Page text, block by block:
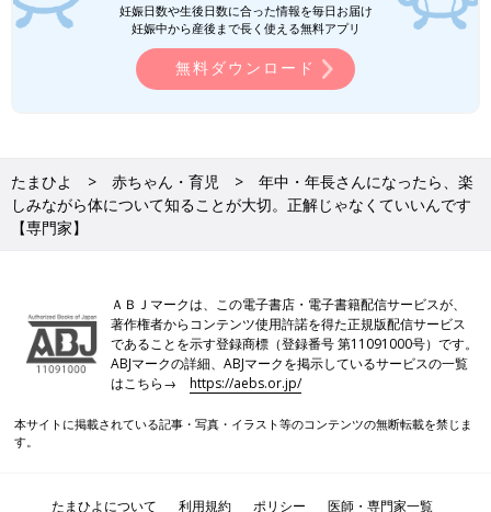
体をテーマにした幼児向けの絵本８冊セット。子どもに読み聞か
妊娠日数や生後日数に合った情報を毎日お届け
妊娠中から産後まで長く使える無料アプリ
無料ダウンロード
たまひよ 赤ちゃん・育児
年中・年長さんになったら、楽
しみながら体について知ることが大切。正解じゃなくていいんです
【専門家】
ＡＢＪマークは、この電子書店・電子書籍配信サービスが、
著作権者からコンテンツ使用許諾を得た正規版配信サービス
であることを示す登録商標（登録番号 第11091000号）です。
ABJマークの詳細、ABJマークを掲示しているサービスの一覧
はこちら→https://aebs.or.jp/
本サイトに掲載されている記事・写真・イラスト等のコンテンツの無断転載を禁じま
す。
たまひよについて 利用規約 ポリシー 医師・専門家一覧